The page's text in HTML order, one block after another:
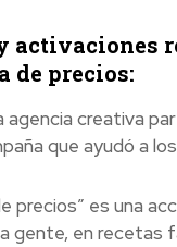
activaciones
de precios:
agencia creativa
que ayudó a
precios” es una
gente, en recetas